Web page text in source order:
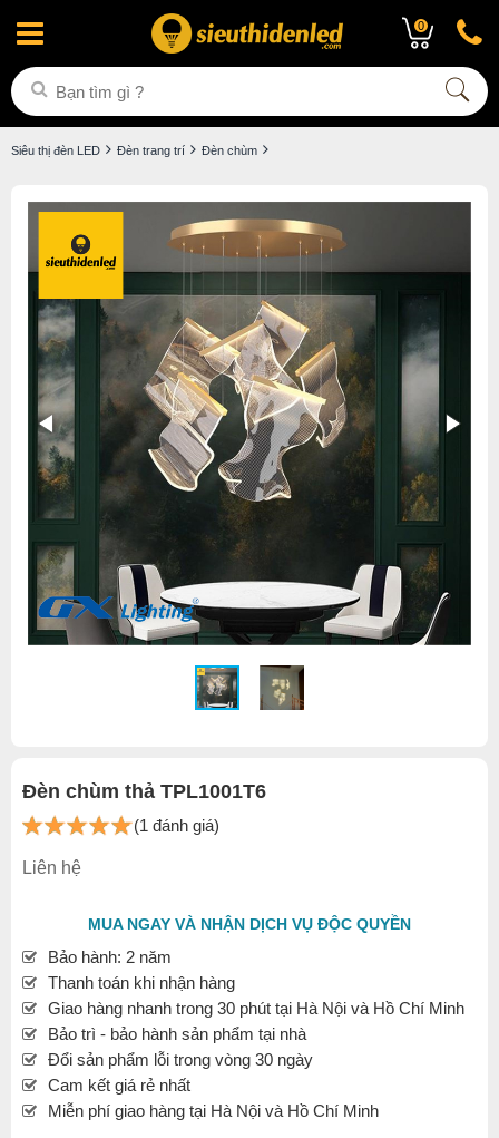
0
Siêu thị đèn LED Đèn trang trí Đèn chùm
Đèn chùm thả TPL1001T6
(1 đánh giá)
Liên hệ
MUA NGAY VÀ NHẬN DỊCH VỤ ĐỘC QUYỀN
Bảo hành: 2 năm
Thanh toán khi nhận hàng
Giao hàng nhanh trong 30 phút tại Hà Nội và Hồ Chí Minh
Bảo trì - bảo hành sản phẩm tại nhà
Đổi sản phẩm lỗi trong vòng 30 ngày
Cam kết giá rẻ nhất
Miễn phí giao hàng tại Hà Nội và Hồ Chí Minh